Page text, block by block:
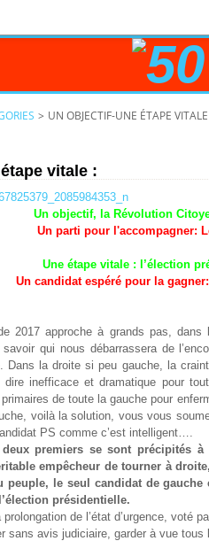
> UN OBJECTIF-UNE ÉTAPE
vitale :
Un objectif, la Révolution
Un parti pour l'accompagner:
Une étape vitale : l’élection
Un candidat espéré pour la
de 2017 approche à grands pas,
qui nous débarrassera de
Dans la droite si peu gauche, la
inefficace et dramatique pour
de toute la gauche pour
voilà la solution, vous vous
PS comme c’est intelligent….
premiers se sont précipités
empêcheur de tourner à
peuple, le seul candidat de
présidentielle.
de l’état d’urgence, voté
sans avis judiciaire, garder à vue